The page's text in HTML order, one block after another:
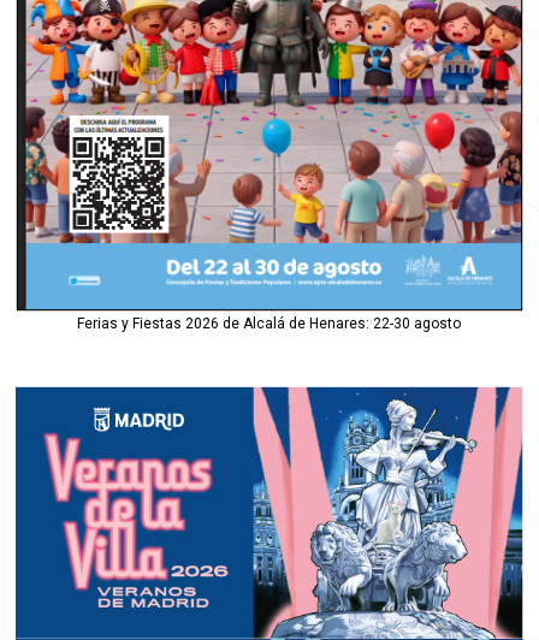
Ferias y Fiestas 2026 de Alcalá de Henares: 22-30 agosto